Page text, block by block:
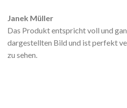
Janek Müller
Das Produkt entspricht voll und
dargestellten Bild und ist perfekt
zu sehen.